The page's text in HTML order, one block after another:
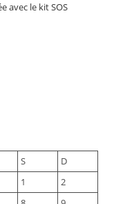
avec le kit SOS
S
D
1
2